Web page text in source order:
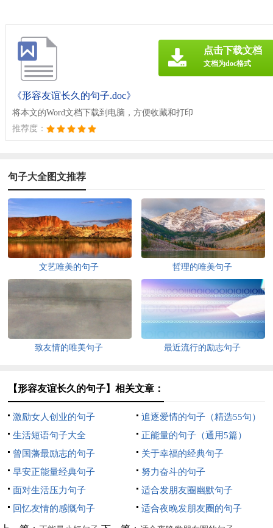
《形容友谊长久的句子.doc》
将本文的Word文档下载到电脑，方便收藏和打印
推荐度：
点击下载文档
文档为doc格式
句子大全图文推荐
文艺唯美的句子 哲理的唯美句子
致友情的唯美句子 最近流行的励志句子
【形容友谊长久的句子】相关文章：
激励女人创业的句子
追逐爱情的句子（精选55句）
生活短语句子大全
正能量的句子（通用5篇）
曾国藩最励志的句子
关于幸福的经典句子
早安正能量经典句子
努力奋斗的句子
面对生活压力句子
适合发朋友圈幽默句子
回忆友情的感慨句子
适合夜晚发朋友圈的句子